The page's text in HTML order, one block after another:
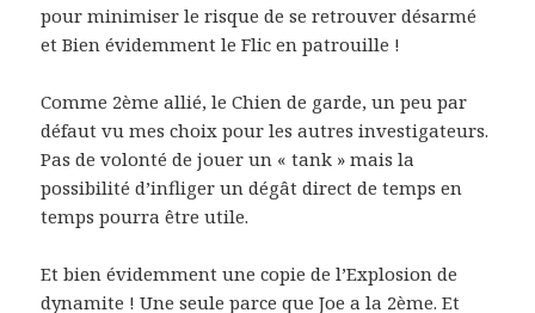
pour minimiser le risque de se retrouver désarmé
et Bien évidemment le Flic en patrouille !
Comme 2ème allié, le Chien de garde, un peu par
défaut vu mes choix pour les autres investigateurs.
Pas de volonté de jouer un « tank » mais la
possibilité d’infliger un dégât direct de temps en
temps pourra être utile.
Et bien évidemment une copie de l’Explosion de
dynamite ! Une seule parce que Joe a la 2ème. Et